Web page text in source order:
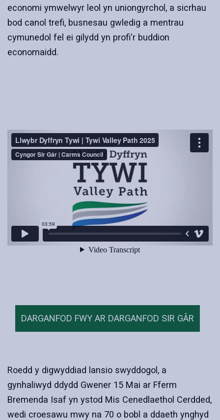
economi ymwelwyr leol yn uniongyrchol, a sicrhau
bod canol trefi, busnesau gwledig a mentrau
cymunedol fel ei gilydd yn profi'r buddion
economaidd.
DARGANFOD FWY AR DARGANFOD SIR GÂR
Roedd y digwyddiad lansio swyddogol, a
gynhaliwyd ddydd Gwener 15 Mai ar Fferm
Bremenda Isaf yn ystod Mis Cenedlaethol Cerdded,
wedi croesawu mwy na 70 o bobl a ddaeth ynghyd